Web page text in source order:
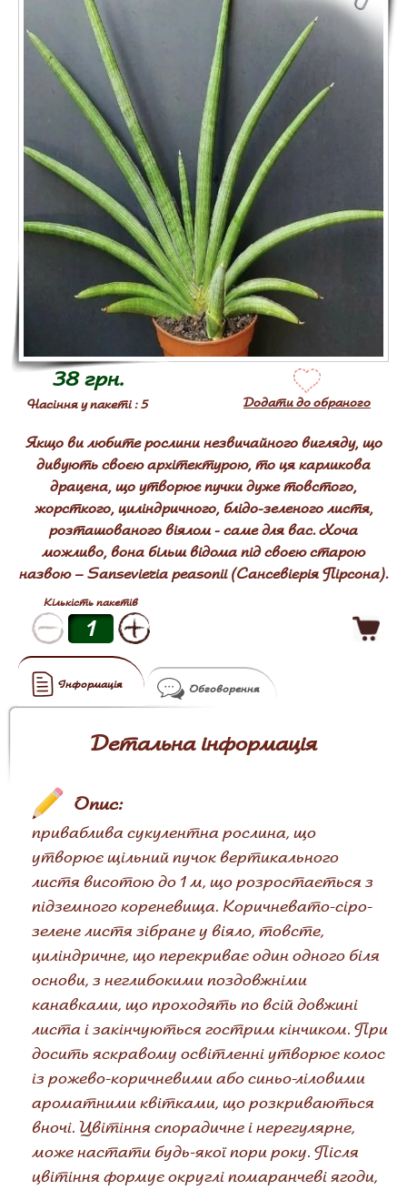
38 грн.
Насіння у пакеті : 5 Додати до обраного
Якщо ви любите рослини незвичайного вигляду, що
дивують своєю архітектурою, то ця карликова
драцена, що утворює пучки дуже товстого,
жорсткого, циліндричного, блідо-зеленого листя,
розташованого віялом - саме для вас. Хоча
можливо, вона більш відома під своєю старою
назвою – Sansevieria peasonii (Сансевієрія Пірсона).
Кількість пакетів
Інформація Обговорення
Детальна інформація
Опис:
приваблива сукулентна рослина, що
утворює щільний пучок вертикального
листя висотою до 1 м, що розростається з
підземного кореневища. Коричневато-сіро-
зелене листя зібране у віяло, товсте,
циліндричне, що перекриває один одного біля
основи, з неглибокими поздовжніми
канавками, що проходять по всій довжині
листа і закінчуються гострим кінчиком. При
досить яскравому освітленні утворює колос
із рожево-коричневими або синьо-ліловими
ароматними квітками, що розкриваються
вночі. Цвітіння спорадичне і нерегулярне,
може настати будь-якої пори року. Після
цвітіння формує округлі помаранчеві ягоди,